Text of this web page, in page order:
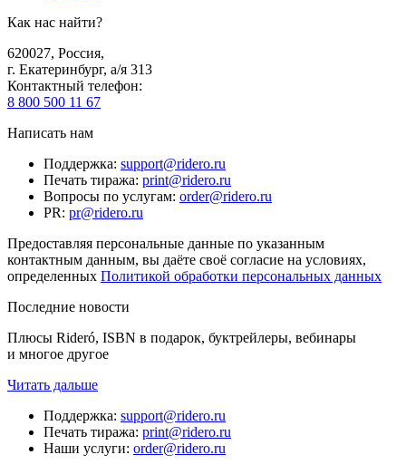
Как нас найти?
620027, Россия,
г. Екатеринбург, а/я 313
Контактный телефон:
8 800 500 11 67
Написать нам
Поддержка: support@ridero.ru
Печать тиража: print@ridero.ru
Вопросы по услугам: order@ridero.ru
PR: pr@ridero.ru
Предоставляя персональные данные по указанным
контактным данным, вы даёте своё согласие на условиях,
определенных Политикой обработки персональных данных
Последние новости
Плюсы Rideró, ISBN в подарок, буктрейлеры, вебинары
и многое другое
Читать дальше
Поддержка: support@ridero.ru
Печать тиража: print@ridero.ru
Наши услуги: order@ridero.ru